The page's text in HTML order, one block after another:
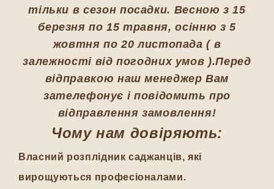
тільки в сезон посадки. Весною з 15
березня по 15 травня, осінню з 5
жовтня по 20 листопада ( в
залежності від погодних умов ).Перед
відправкою наш менеджер Вам
зателефонує і повідомить про
відправлення замовлення!
Чому нам довіряють:
Власний розплідник саджанців, які
вирощуються професіоналами.